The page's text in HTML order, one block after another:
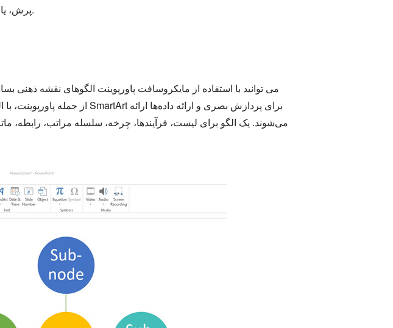
پرش، یاد خواهید گرفت که چگونه به روش ها و پلتفرم های مختلف نقشه های ذهنی بسازید.
می توانید با استفاده از مایکروسافت پاورپوینت الگوهای نقشه ذهنی
می‌شوند. یک الگو برای لیست، فرآیندها، چرخه، سلسله مراتب، رابطه،